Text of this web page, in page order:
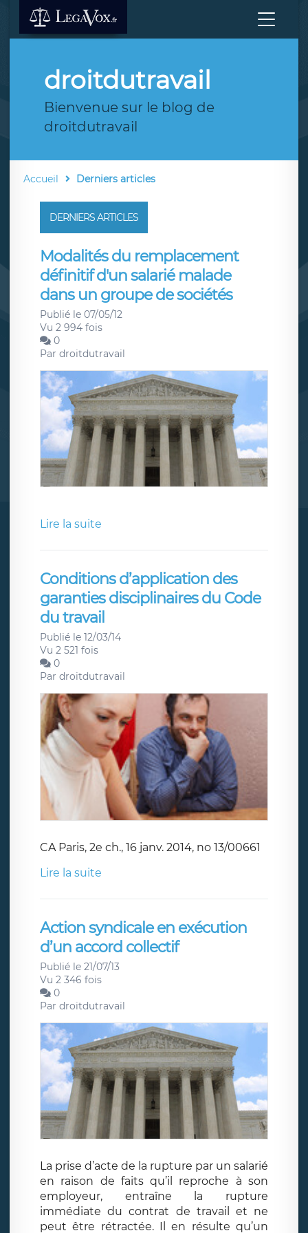
droitdutravail
Bienvenue sur le blog de
droitdutravail
Accueil Derniers articles
DERNIERS ARTICLES
Modalités du remplacement
définitif d'un salarié malade
dans un groupe de sociétés
Publié le 07/05/12
Vu 2 994 fois
0
Par droitdutravail
Lire la suite
Conditions d’application des
garanties disciplinaires du Code
du travail
Publié le 12/03/14
Vu 2 521 fois
0
Par droitdutravail
CA Paris, 2e ch., 16 janv. 2014, no 13/00661
Lire la suite
Action syndicale en exécution
d’un accord collectif
Publié le 21/07/13
Vu 2 346 fois
0
Par droitdutravail
La prise d’acte de la rupture par un salarié
en raison de faits qu’il reproche à son
employeur, entraîne la rupture
immédiate du contrat de travail et ne
peut être rétractée. Il en résulte qu’un